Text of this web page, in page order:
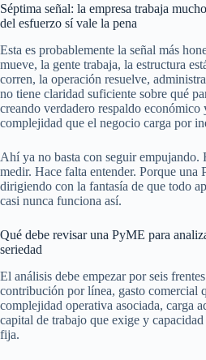
Séptima señal: la empresa trabaja
del esfuerzo sí vale la pena
Esta es probablemente la señal más
mueve, la gente trabaja, la estructura
corren, la operación resuelve,
no tiene claridad suficiente sobre qué
creando verdadero respaldo económico
complejidad que el negocio carga por
Ahí ya no basta con seguir empujando.
medir. Hace falta entender. Porque una
dirigiendo con la fantasía de que todo
casi nunca funciona así.
Qué debe revisar una PyME para
seriedad
El análisis debe empezar por seis
contribución por línea, gasto comercial
complejidad operativa asociada, carga
capital de trabajo que exige y
fija.